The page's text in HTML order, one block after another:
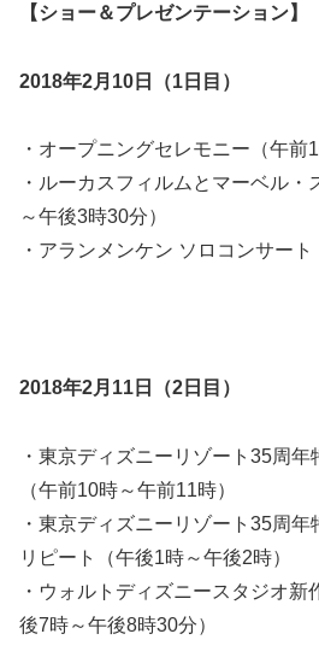
【ショー＆プレゼンテーション】
2018年2月10日（1日目）
・オープニングセレモニー（午前
・ルーカスフィルムとマーベル
～午後3時30分）
・アランメンケン ソロコンサート
2018年2月11日（2日目）
・東京ディズニーリゾート35周
（午前10時～午前11時）
・東京ディズニーリゾート35周
リピート（午後1時～午後2時）
・ウォルトディズニースタジオ
後7時～午後8時30分）